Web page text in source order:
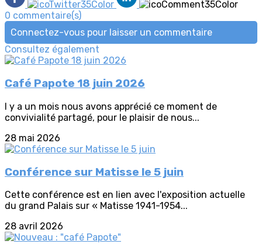
0 commentaire(s)
Connectez-vous pour laisser un commentaire
Consultez également
Café Papote 18 juin 2026
l y a un mois nous avons apprécié ce moment de
convivialité partagé, pour le plaisir de nous...
28 mai 2026
Conférence sur Matisse le 5 juin
Cette conférence est en lien avec l'exposition actuelle
du grand Palais sur « Matisse 1941-1954...
28 avril 2026